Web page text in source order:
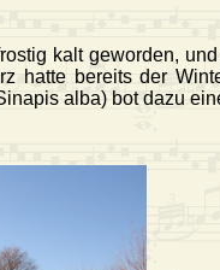
kalt geworden,
hatte bereits der
alba) bot dazu